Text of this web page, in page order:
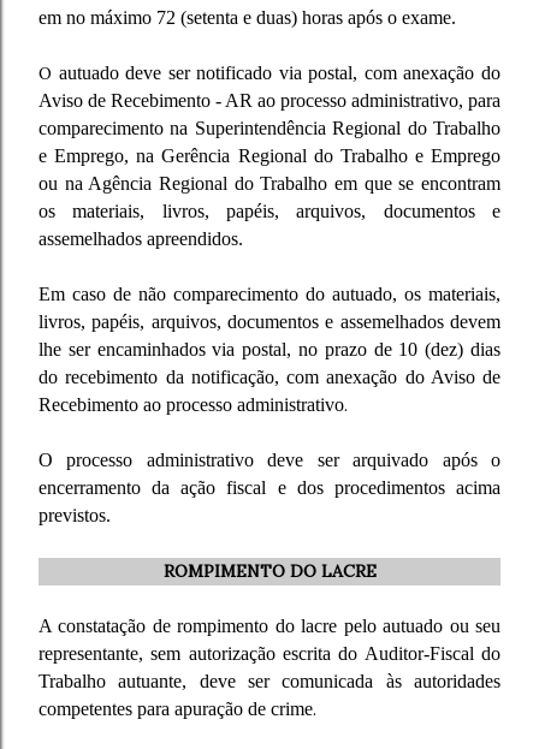
em no máximo 72 (setenta e duas) horas após o exame.
O autuado deve ser notificado via postal, com anexação do
Aviso de Recebimento - AR ao processo administrativo, para
comparecimento na Superintendência Regional do Trabalho
e Emprego, na Gerência Regional do Trabalho e Emprego
ou na Agência Regional do Trabalho em que se encontram
os materiais, livros, papéis, arquivos, documentos e
assemelhados apreendidos.
Em caso de não comparecimento do autuado, os materiais,
livros, papéis, arquivos, documentos e assemelhados devem
lhe ser encaminhados via postal, no prazo de 10 (dez) dias
do recebimento da notificação, com anexação do Aviso de
Recebimento ao processo administrativo.
O processo administrativo deve ser arquivado após o
encerramento da ação fiscal e dos procedimentos acima
previstos.
ROMPIMENTO DO LACRE
A constatação de rompimento do lacre pelo autuado ou seu
representante, sem autorização escrita do Auditor-Fiscal do
Trabalho autuante, deve ser comunicada às autoridades
competentes para apuração de crime.